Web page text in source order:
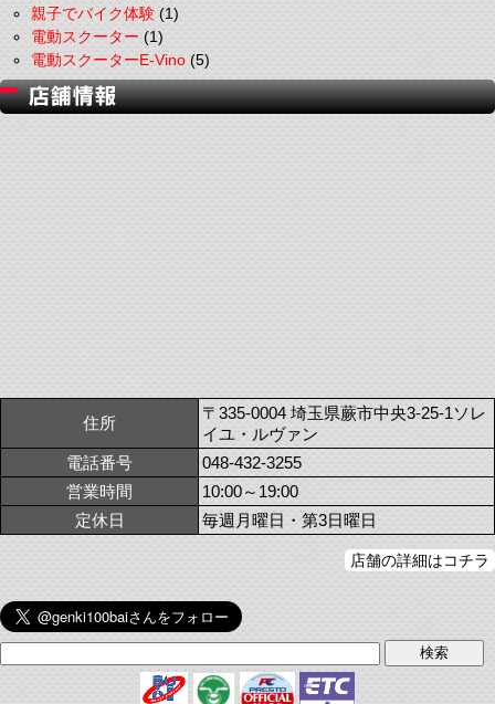
親子でバイク体験(1)
電動スクーター(1)
電動スクーターE-Vino(5)
住所
〒335-0004 埼玉県蕨市中央3-25-1ソレ
イユ・ルヴァン
電話番号
048-432-3255
営業時間
10:00～19:00
定休日
毎週月曜日・第3日曜日
店舗の詳細はコチラ